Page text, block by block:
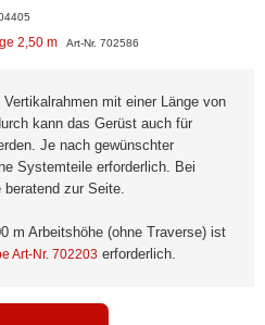
2,50 m Art-Nr. 702586
mit einer Länge von
kann das Gerüst auch für
Je nach gewünschter
Systemteile erforderlich. Bei
beratend zur Seite.
m Arbeitshöhe (ohne Traverse) ist
Art-Nr. 702203 erforderlich.